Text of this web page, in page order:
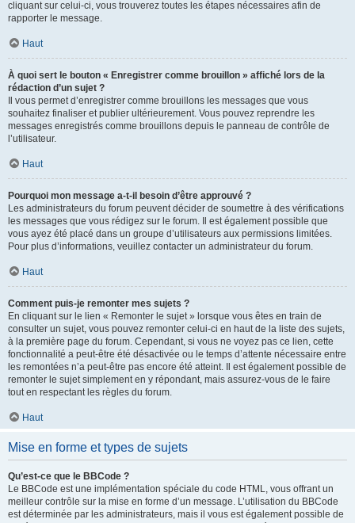
cliquant sur celui-ci, vous trouverez toutes les étapes nécessaires afin de
rapporter le message.
Haut
À quoi sert le bouton « Enregistrer comme brouillon » affiché lors de la
rédaction d’un sujet ?
Il vous permet d’enregistrer comme brouillons les messages que vous
souhaitez finaliser et publier ultérieurement. Vous pouvez reprendre les
messages enregistrés comme brouillons depuis le panneau de contrôle de
l’utilisateur.
Haut
Pourquoi mon message a-t-il besoin d’être approuvé ?
Les administrateurs du forum peuvent décider de soumettre à des vérifications
les messages que vous rédigez sur le forum. Il est également possible que
vous ayez été placé dans un groupe d’utilisateurs aux permissions limitées.
Pour plus d’informations, veuillez contacter un administrateur du forum.
Haut
Comment puis-je remonter mes sujets ?
En cliquant sur le lien « Remonter le sujet » lorsque vous êtes en train de
consulter un sujet, vous pouvez remonter celui-ci en haut de la liste des sujets,
à la première page du forum. Cependant, si vous ne voyez pas ce lien, cette
fonctionnalité a peut-être été désactivée ou le temps d’attente nécessaire entre
les remontées n’a peut-être pas encore été atteint. Il est également possible de
remonter le sujet simplement en y répondant, mais assurez-vous de le faire
tout en respectant les règles du forum.
Haut
Mise en forme et types de sujets
Qu’est-ce que le BBCode ?
Le BBCode est une implémentation spéciale du code HTML, vous offrant un
meilleur contrôle sur la mise en forme d’un message. L’utilisation du BBCode
est déterminée par les administrateurs, mais il vous est également possible de